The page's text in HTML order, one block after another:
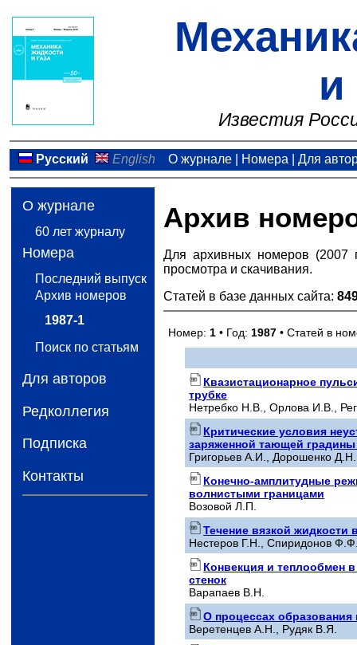
и
Известия
Русский English О журнале| Номера Для
О журнале
60 лет журналу
Номера
Последний выпуск
Архив номеров
1987-1
Поиск по статьям
Для авторов
Редколлегия
Подписка
Контакты
Архив
Для архивных номеров (2007
просмотра и скачивания.
Статей в базе данных сайта:
Номер: 1 • Год: 1987 • Статей в
Квазистационарное
трубке
Нетребко Н.В., Орлова И.В.,
Критические условия
заряженной тающей
Григорьев А.И., Дорошенко Д.Н.
Конечно-амплитудные
волнистыми границами
Возовой Л.П.
Течение вязкой жидкости
Нестеров Г.Н., Спиридонов
Конвекция и теплообмен
стенок
Варапаев В.Н.
О процессах
Веретенцев А.Н., Рудяк В.Я.